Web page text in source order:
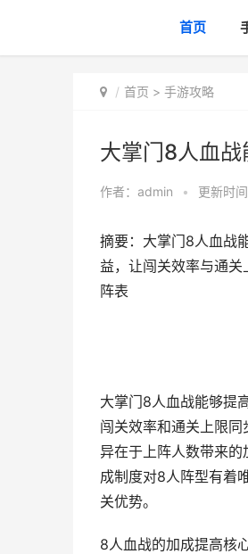
首页
首页 > 手游攻略
大掌门8人血
作者： admin • 更新时
摘要：大掌门8人血战
益，让闯关效率与通
阵表
大掌门8人血战能够提
闯关效率和通关上限
异在于上阵人数带来
成制度对8人阵型有着
关优势。
8人血战的加成提高核